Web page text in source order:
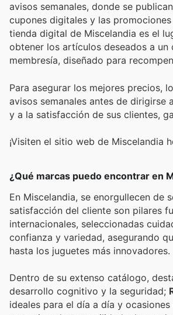
avisos semanales, donde se
cupones digitales y las
tienda digital de Miscelandia es el
obtener los artículos deseados a
membresía, diseñado para
Para asegurar los mejores precios,
avisos semanales antes de dirigirse
y a la satisfacción de sus clientes,
¡Visiten el sitio web de Miscelandia
¿Qué marcas puedo encontrar en
En Miscelandia, se enorgullecen de
satisfacción del cliente son pilares
internacionales, seleccionadas
confianza y variedad, asegurando
hasta los juguetes más innovadores.
Dentro de su extenso catálogo,
desarrollo cognitivo y la seguridad;
ideales para el día a día y ocasiones